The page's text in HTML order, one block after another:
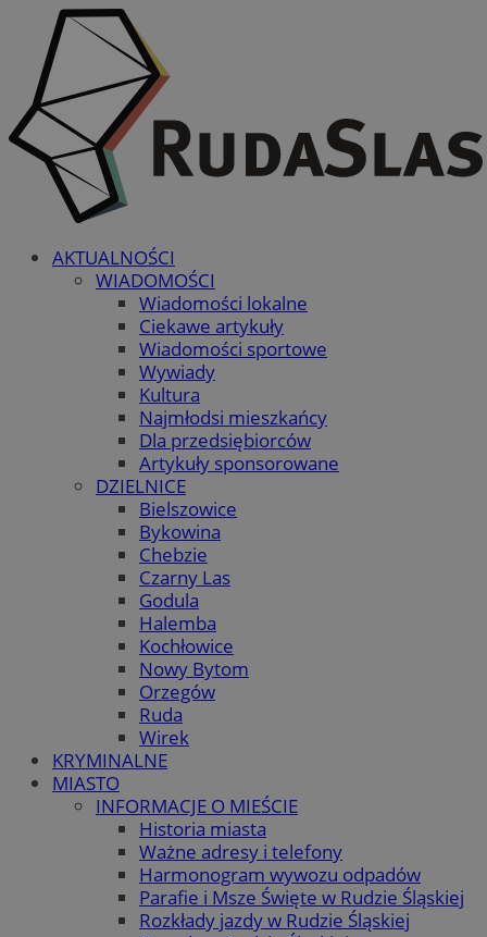
AKTUALNOŚCI
WIADOMOŚCI
Wiadomości lokalne
Ciekawe artykuły
Wiadomości sportowe
Wywiady
Kultura
Najmłodsi mieszkańcy
Dla przedsiębiorców
Artykuły sponsorowane
DZIELNICE
Bielszowice
Bykowina
Chebzie
Czarny Las
Godula
Halemba
Kochłowice
Nowy Bytom
Orzegów
Ruda
Wirek
KRYMINALNE
MIASTO
INFORMACJE O MIEŚCIE
Historia miasta
Ważne adresy i telefony
Harmonogram wywozu odpadów
Parafie i Msze Święte w Rudzie Śląskiej
Rozkłady jazdy w Rudzie Śląskiej